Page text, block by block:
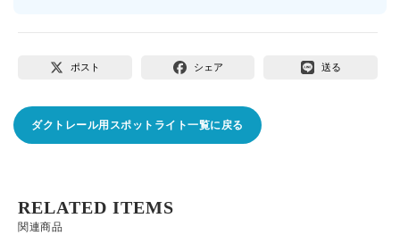
ポスト シェア 送る
ダクトレール用スポットライト一覧に戻る
関連商品
RELATED ITEMS